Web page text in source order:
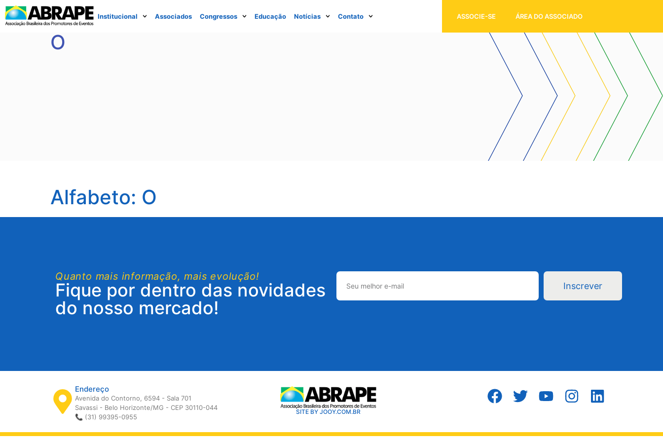
Institucional Associados Congressos Educação Notícias Contato ASSOCIE-SE ÁREA DO ASSOCIADO
O
Alfabeto: O
Quanto mais informação, mais evolução!
Fique por dentro das novidades
do nosso mercado!
Inscrever
Endereço
Avenida do Contorno, 6594 - Sala 701
Savassi - Belo Horizonte/MG - CEP 30110-044
📞 (31) 99395-0955
SITE BY JOOY.COM.BR